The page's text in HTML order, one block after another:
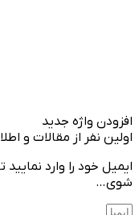
افزودن واژه جدید
اولین نفر از مقالات و
ایمیل خود را وارد
شوی…